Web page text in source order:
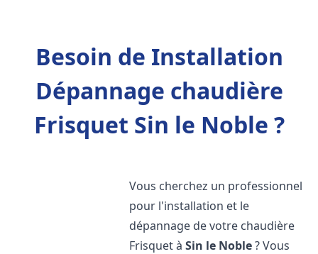
Besoin de Installation
Dépannage chaudière
Frisquet Sin le Noble ?
Vous cherchez un professionnel
pour l'installation et le
dépannage de votre chaudière
Frisquet àSin le Noble? Vous